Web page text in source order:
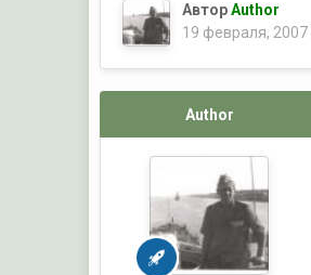
АвторAuthor
19 февраля, 2007
Author